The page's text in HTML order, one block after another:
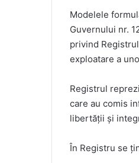
Modelele
Guvernului nr.
privind
exploatare a
Registrul
care au comis
libertății și
În Registru se